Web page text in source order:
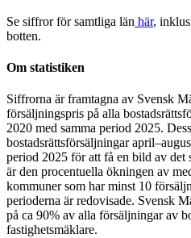
Se siffror för samtliga län här,
botten.
Om statistiken
Siffrorna är framtagna av Svensk
försäljningspris på alla
2020 med samma period 2025.
bostadsrättsförsäljningar
period 2025 för att få en bild av det
är den procentuella ökningen av
kommuner som har minst 10
perioderna är redovisade. Svensk
på ca 90% av alla försäljningar av
fastighetsmäklare.